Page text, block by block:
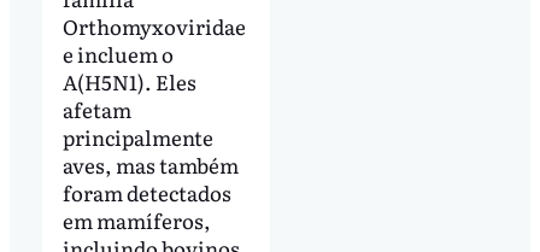
Orthomyxoviridae
e incluem o
A(H5N1). Eles
afetam
principalmente
aves, mas também
foram detectados
em mamíferos,